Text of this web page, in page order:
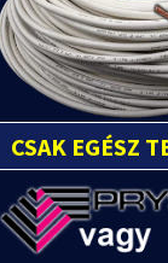
CSAK EGÉSZ